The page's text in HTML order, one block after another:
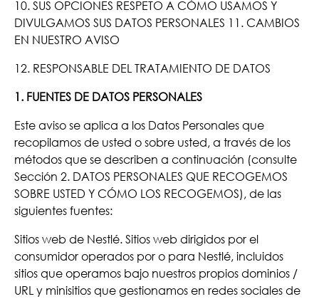
10. SUS OPCIONES RESPETO A CÓMO USAMOS Y
DIVULGAMOS SUS DATOS PERSONALES 11. CAMBIOS
EN NUESTRO AVISO
12. RESPONSABLE DEL TRATAMIENTO DE DATOS
1. FUENTES DE DATOS PERSONALES
Este aviso se aplica a los Datos Personales que
recopilamos de usted o sobre usted, a través de los
métodos que se describen a continuación (consulte
Sección 2. DATOS PERSONALES QUE RECOGEMOS
SOBRE USTED Y CÓMO LOS RECOGEMOS), de las
siguientes fuentes:
Sitios web de Nestlé. Sitios web dirigidos por el
consumidor operados por o para Nestlé, incluidos
sitios que operamos bajo nuestros propios dominios /
URL y minisitios que gestionamos en redes sociales de